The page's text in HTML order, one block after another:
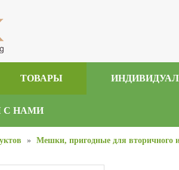
ТОВАРЫ
С НАМИ
» Мешки, пригодные для вторичного